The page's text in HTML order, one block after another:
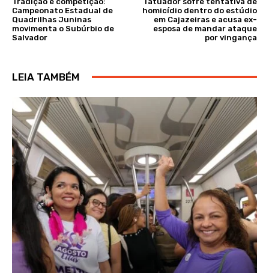
Campeonato Estadual de
Quadrilhas Juninas
movimenta o Subúrbio de
Salvador
homicídio dentro do estúdio
em Cajazeiras e acusa ex-
esposa de mandar ataque
por vingança
LEIA TAMBÉM